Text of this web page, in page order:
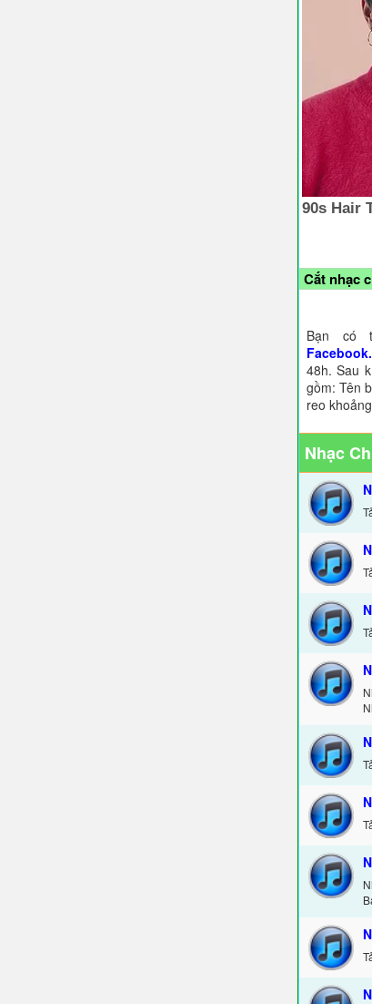
Cắt nhạc
Bạn có
48h. Sau
gồm: Tên
reo
Nhạc